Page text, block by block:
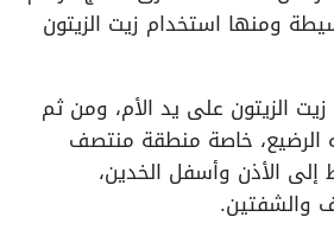
ومنها استخدام زيت الزيتون
الزيتون على يد الأم، ومن ثم
الرضيع، خاصة منطقة منتصف
إلى الأذن وأسفل الخدين،
والشفتين.